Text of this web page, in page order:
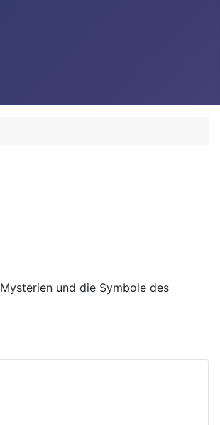
und die Symbole des